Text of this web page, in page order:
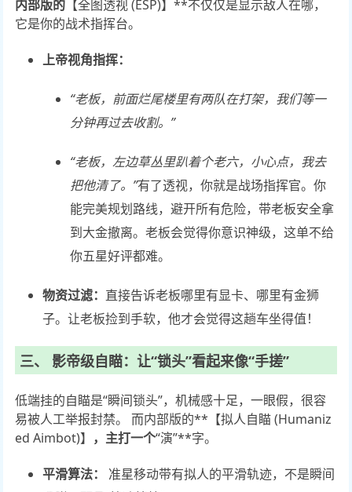
内部版的 【全图透视 (ESP)】**不仅仅是显示敌人在哪，
它是你的战术指挥台。
上帝视角指挥：
“老板，前面烂尾楼里有两队在打架，我们等一
分钟再过去收割。”
“老板，左边草丛里趴着个老六，小心点，我去
把他清了。”有了透视，你就是战场指挥官。你
能完美规划路线，避开所有危险，带老板安全拿
到大金撤离。老板会觉得你意识神级，这单不给
你五星好评都难。
物资过滤： 直接告诉老板哪里有显卡、哪里有金狮
子。让老板捡到手软，他才会觉得这趟车坐得值！
三、 影帝级自瞄：让“锁头”看起来像“手搓”
低端挂的自瞄是“瞬间锁头”，机械感十足，一眼假，很容
易被人工举报封禁。 而内部版的**【拟人自瞄 (Humaniz
ed Aimbot)】 ，主打一个“演”**字。
平滑算法：
准星移动带有拟人的平滑轨迹，不是瞬间